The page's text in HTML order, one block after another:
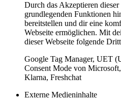
Durch das Akzeptieren
grundlegenden Funktionen
bereitstellen und dir eine
Webseite ermöglichen. Mit
dieser Webseite folgende
Google Tag Manager, UET
Consent Mode von
Klarna, Freshchat
Externe Medieninhalte